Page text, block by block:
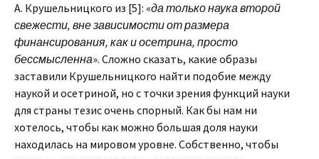
А. Крушельницкого из [5]: «да только наука второй
свежести, вне зависимости от размера
финансирования, как и осетрина, просто
бессмысленна». Сложно сказать, какие образы
заставили Крушельницкого найти подобие между
наукой и осетриной, но с точки зрения функций науки
для страны тезис очень спорный. Как бы нам ни
хотелось, чтобы как можно большая доля науки
находилась на мировом уровне. Собственно, чтобы